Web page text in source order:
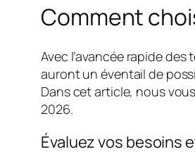
Comment
Avec l’avancée rapide
auront un éventail de
Dans cet article, nous
2026.
Évaluez vos besoins